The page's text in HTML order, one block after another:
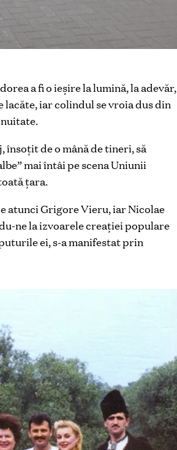
a fi o ieșire la lumină, la adevăr,
lacăte, iar colindul se vroia dus din
însoțit de o mână de tineri, să
mai întâi pe scena Uniunii
țara.
atunci Grigore Vieru, iar Nicolae
ne la izvoarele creației populare
ei, s-a manifestat prin